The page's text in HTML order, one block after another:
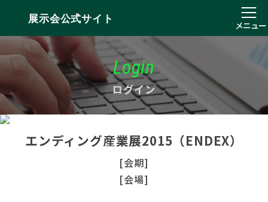
展示会公式サイト
メニュー
Login
ログイン
エンディング産業展2015（ENDEX）
[会期]
[会場]